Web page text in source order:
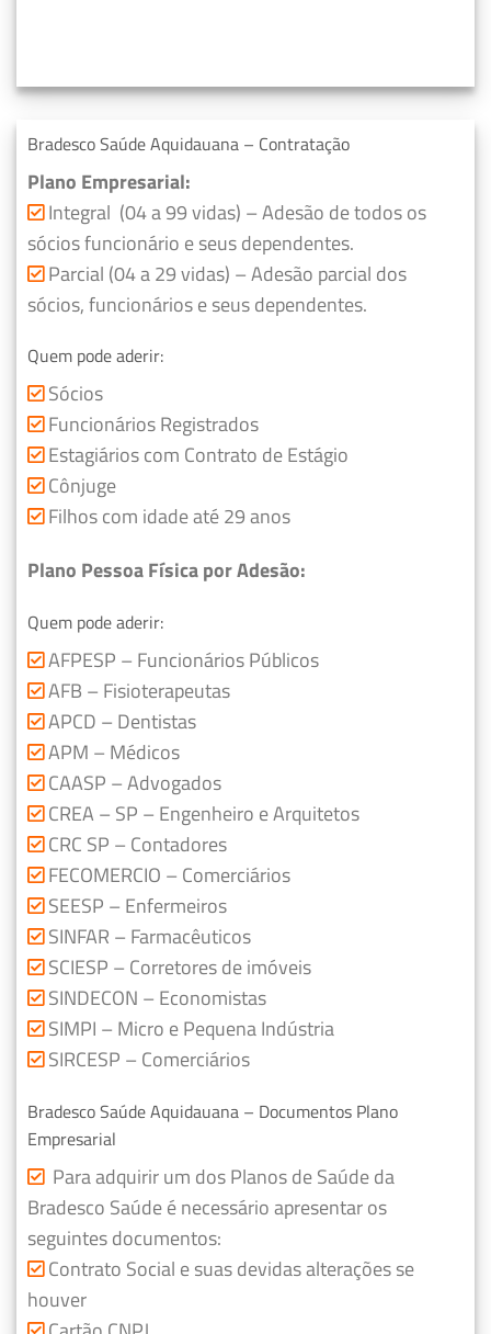
Bradesco Saúde Aquidauana – Contratação
Plano Empresarial:
Integral (04 a 99 vidas) – Adesão de todos os
sócios funcionário e seus dependentes.
Parcial (04 a 29 vidas) – Adesão parcial dos
sócios, funcionários e seus dependentes.
Quem pode aderir:
Sócios
Funcionários Registrados
Estagiários com Contrato de Estágio
Cônjuge
Filhos com idade até 29 anos
Plano Pessoa Física por Adesão:
Quem pode aderir:
AFPESP – Funcionários Públicos
AFB – Fisioterapeutas
APCD – Dentistas
APM – Médicos
CAASP – Advogados
CREA – SP – Engenheiro e Arquitetos
CRC SP – Contadores
FECOMERCIO – Comerciários
SEESP – Enfermeiros
SINFAR – Farmacêuticos
SCIESP – Corretores de imóveis
SINDECON – Economistas
SIMPI – Micro e Pequena Indústria
SIRCESP – Comerciários
Bradesco Saúde Aquidauana – Documentos Plano
Empresarial
Para adquirir um dos Planos de Saúde da
Bradesco Saúde é necessário apresentar os
seguintes documentos:
Contrato Social e suas devidas alterações se
houver